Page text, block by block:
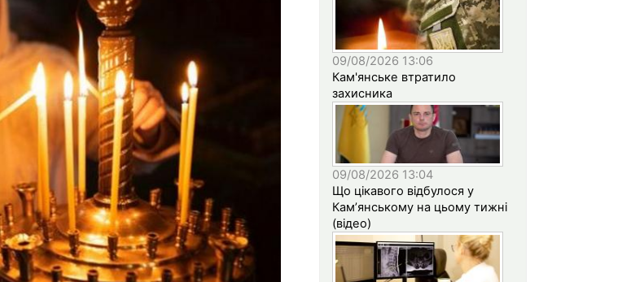
09/08/2026 13:06
Кам'янське втратило
захисника
09/08/2026 13:04
Що цікавого відбулося у
Кам’янському на цьому тижні
(відео)